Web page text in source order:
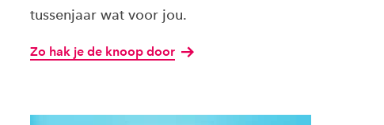
tussenjaar wat voor jou.
Zo hak je de knoop door